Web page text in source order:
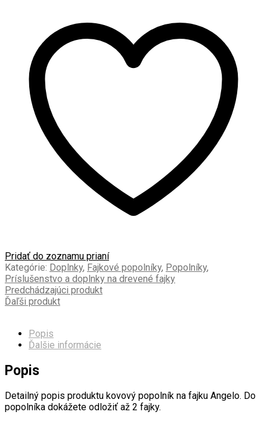
412002
Pridať do zoznamu prianí
Kategórie: Doplnky, Fajkové popolníky, Popolníky,
Príslušenstvo a doplnky na drevené fajky
Predchádzajúci produkt
Ďaľši produkt
Popis
Ďalšie informácie
Popis
Detailný popis produktu kovový popolník na fajku Angelo. Do
popolníka dokážete odložiť až 2 fajky.